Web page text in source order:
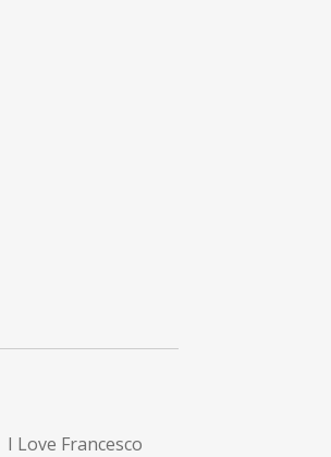
I Love Francesco